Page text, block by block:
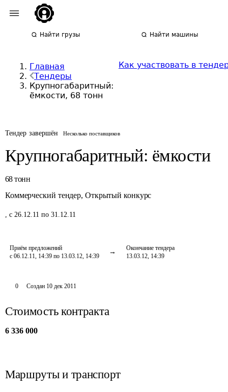
Найти грузы Найти машины
Главная
Тендеры
Крупногабаритный:
ёмкости, 68 тонн
Как участвовать в
Тендер завершён Несколько поставщиков
Крупногабаритный: ёмкости
68 тонн
Коммерческий тендер, Открытый конкурс
, с 26.12.11 по 31.12.11
Приём предложений
с 06.12.11, 14:39 по 13.03.12, 14:39
Окончание тендера
13.03.12, 14:39
0 Создан 10 дек 2011
Стоимость контракта
6 336 000
Маршруты и транспорт